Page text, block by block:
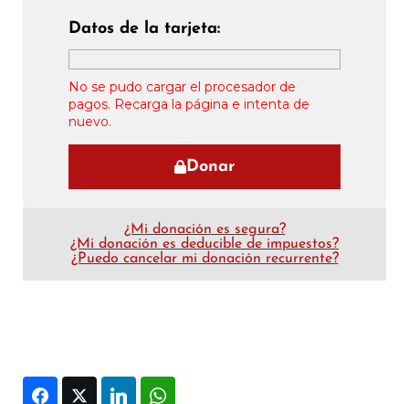
Datos de la tarjeta:
No se pudo cargar el procesador de
pagos. Recarga la página e intenta de
nuevo.
Donar
¿Mi donación es segura?
¿Mi donación es deducible de impuestos?
¿Puedo cancelar mi donación recurrente?
FacebookTwitter LinkedIn